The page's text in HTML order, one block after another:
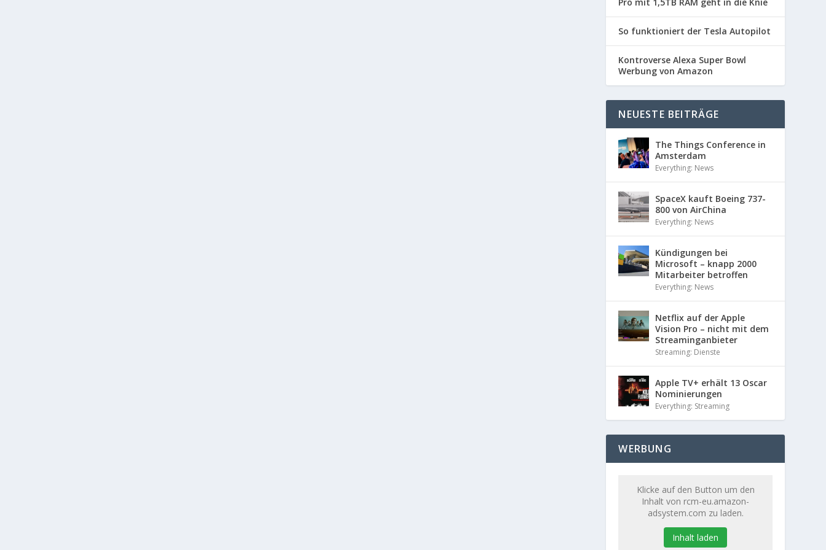
Pro mit 1,5TB RAM geht in die Knie
So funktioniert der Tesla Autopilot
Kontroverse Alexa Super Bowl
Werbung von Amazon
NEUESTE BEITRÄGE
The Things Conference in
Amsterdam
Everything: News
SpaceX kauft Boeing 737-
800 von AirChina
Everything: News
Kündigungen bei
Microsoft – knapp 2000
Mitarbeiter betroffen
Everything: News
Netflix auf der Apple
Vision Pro – nicht mit dem
Streaminganbieter
Streaming: Dienste
Apple TV+ erhält 13 Oscar
Nominierungen
Everything: Streaming
WERBUNG
Klicke auf den Button um den
Inhalt von rcm-eu.amazon-
adsystem.com zu laden.
Inhalt laden